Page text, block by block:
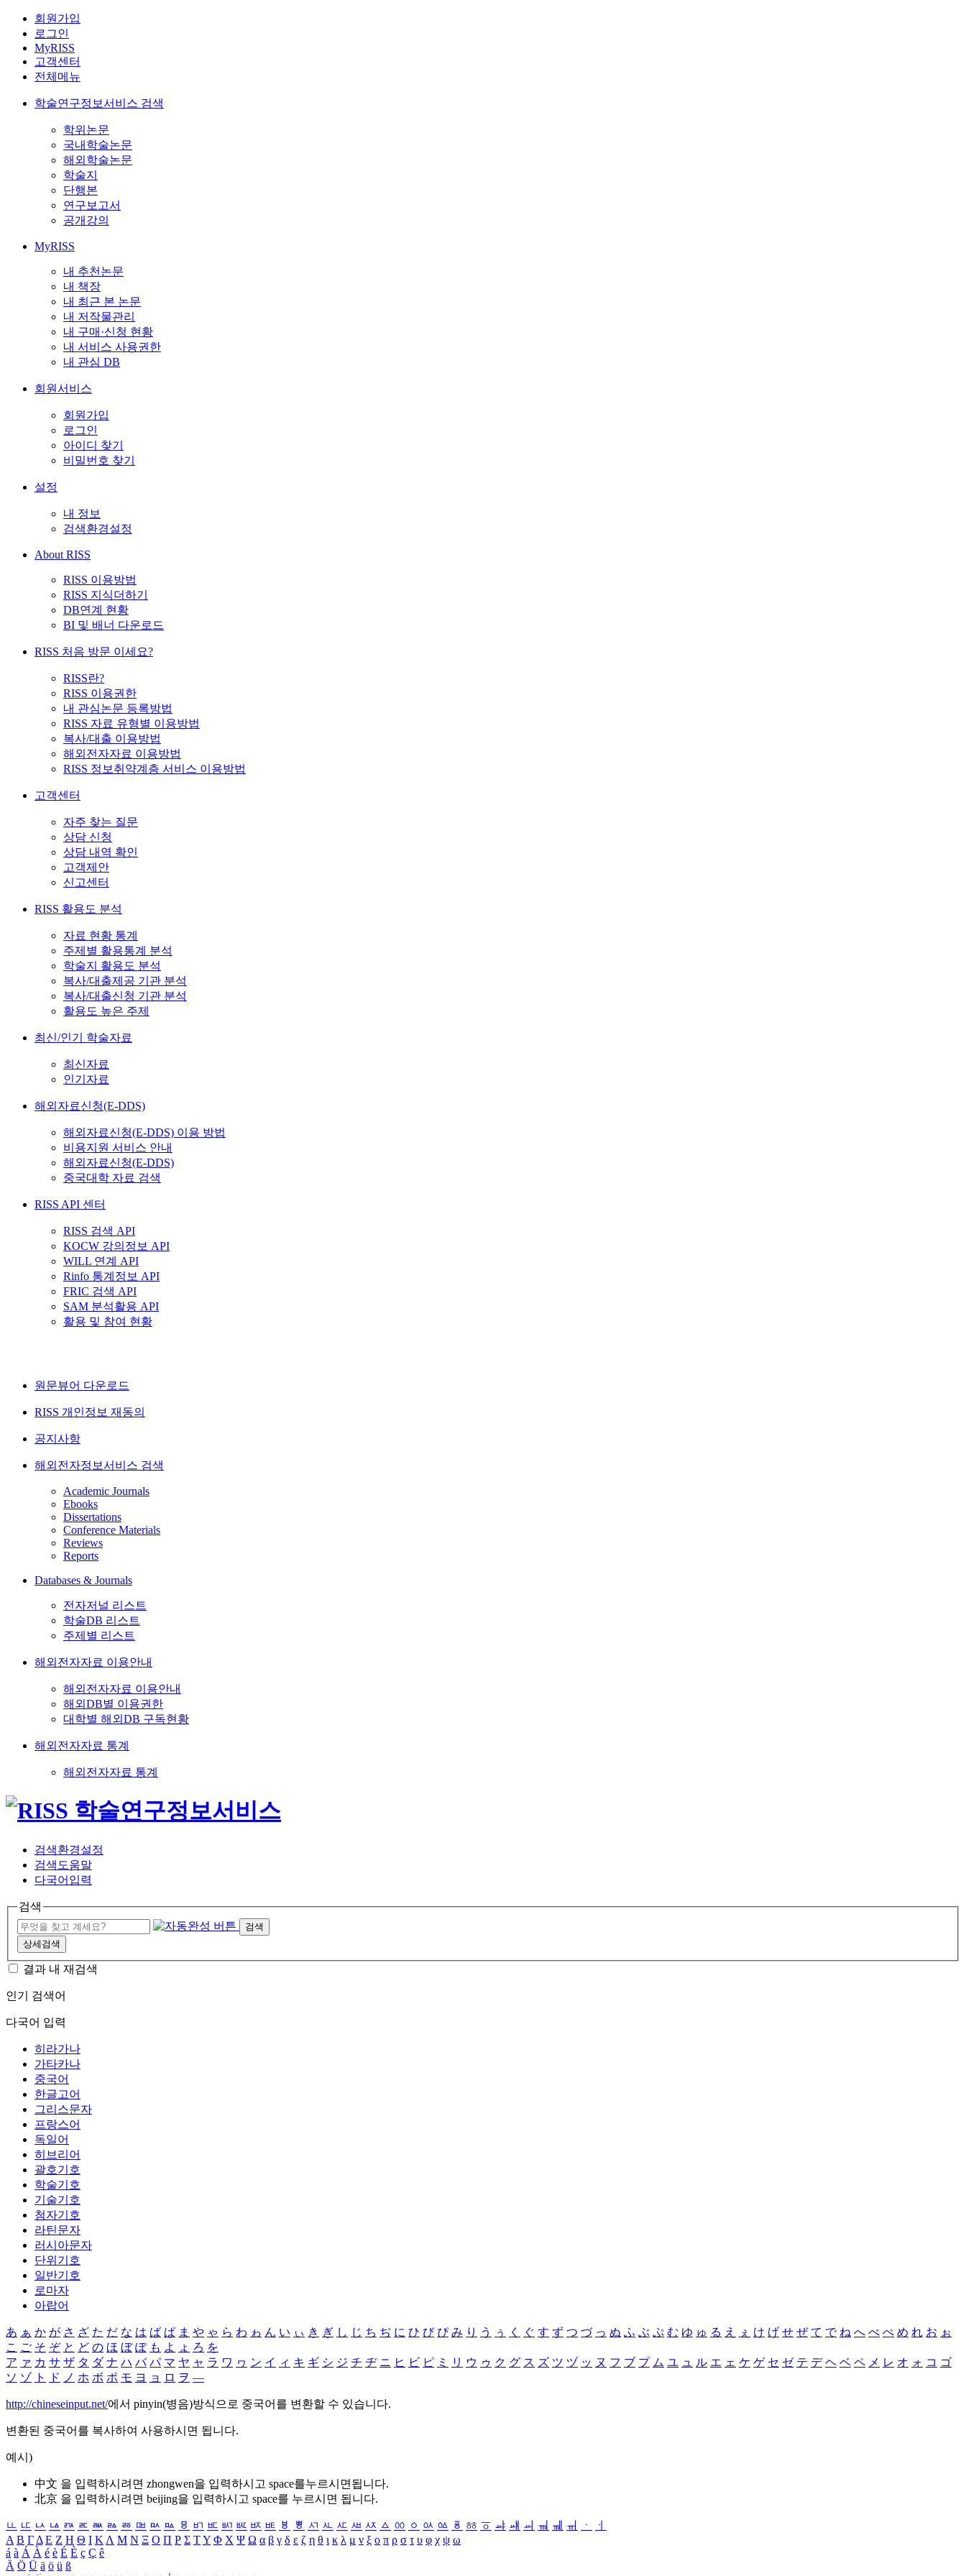
회원가입
로그인
MyRISS
고객센터
전체메뉴
학술연구정보서비스 검색
학위논문
국내학술논문
해외학술논문
학술지
단행본
연구보고서
공개강의
MyRISS
내 추천논문
내 책장
내 최근 본 논문
내 저작물관리
내 구매·신청 현황
내 서비스 사용권한
내 관심 DB
회원서비스
회원가입
로그인
아이디 찾기
비밀번호 찾기
설정
내 정보
검색환경설정
About RISS
RISS 이용방법
RISS 지식더하기
DB연계 현황
BI 및 배너 다운로드
RISS 처음 방문 이세요?
RISS란?
RISS 이용권한
내 관심논문 등록방법
RISS 자료 유형별 이용방법
복사/대출 이용방법
해외전자자료 이용방법
RISS 정보취약계층 서비스 이용방법
고객센터
자주 찾는 질문
상담 신청
상담 내역 확인
고객제안
신고센터
RISS 활용도 분석
자료 현황 통계
주제별 활용통계 분석
학술지 활용도 분석
복사/대출제공 기관 분석
복사/대출신청 기관 분석
활용도 높은 주제
최신/인기 학술자료
최신자료
인기자료
해외자료신청(E-DDS)
해외자료신청(E-DDS) 이용 방법
비용지원 서비스 안내
해외자료신청(E-DDS)
중국대학 자료 검색
RISS API 센터
RISS 검색 API
KOCW 강의정보 API
WILL 연계 API
Rinfo 통계정보 API
FRIC 검색 API
SAM 분석활용 API
활용 및 참여 현황
원문뷰어 다운로드
RISS 개인정보 재동의
공지사항
해외전자정보서비스 검색
Academic Journals
Ebooks
Dissertations
Conference Materials
Reviews
Reports
Databases & Journals
전자저널 리스트
학술DB 리스트
주제별 리스트
해외전자자료 이용안내
해외전자자료 이용안내
해외DB별 이용권한
대학별 해외DB 구독현황
해외전자자료 통계
해외전자자료 통계
검색환경설정
검색도움말
다국어입력
검색
검색
상세검색
결과 내 재검색
인기 검색어
다국어 입력
히라가나
가타카나
중국어
한글고어
그리스문자
프랑스어
독일어
히브리어
괄호기호
학술기호
기술기호
첨자기호
라틴문자
러시아문자
단위기호
일반기호
로마자
아랍어
あ ぁ か が さ ざ た だ な は ば ぱ ま や ゃ ら わ ゎ ん い ぃ き ぎ し じ ち ぢ に ひ び ぴ み り う ぅ く ぐ す ず つ づ っ ぬ ふ ぶ ぷ む ゆ ゅ る え ぇ け げ せ ぜ て で ね へ べ ぺ め れ お ぉ
こ ご そ ぞ と ど の ほ ぼ ぽ も よ ょ ろ を
ア ァ カ サ ザ タ ダ ナ ハ バ パ マ ヤ ャ ラ ワ ヮ ン イ ィ キ ギ シ ジ チ ヂ ニ ヒ ビ ピ ミ リ ウ ゥ ク グ ス ズ ツ ヅ ッ ヌ フ ブ プ ム ユ ュ ル エ ェ ケ ゲ セ ゼ テ デ ヘ ベ ペ メ レ オ ォ コ ゴ
ソ ゾ ト ド ノ ホ ボ ポ モ ヨ ョ ロ ヲ ―
http://chineseinput.net/에서 pinyin(병음)방식으로 중국어를 변환할 수 있습니다.
변환된 중국어를 복사하여 사용하시면 됩니다.
예시)
中文 을 입력하시려면 zhongwen을 입력하시고 space를누르시면됩니다.
北京 을 입력하시려면 beijing을 입력하시고 space를 누르시면 됩니다.
ㅥ ㅦ ㅧ ㅨ ㅩ ㅪ ㅫ ㅬ ㅭ ㅮ ㅯ ㅰ ㅱ ㅲ ㅳ ㅴ ㅵ ㅶ ㅷ ㅸ ㅹ ㅺ ㅻ ㅼ ㅽ ㅾ ㅿ ㆀ ㆁ ㆂ ㆃ ㆄ ㆅ ㆆ ㆇ ㆈ ㆉ ㆊ ㆋ ㆌ ㆍ
ㆎ
Α Β ΓΔ Ε Ζ Η Θ Ι ΚΛ Μ Ν Ξ Ο Π Ρ Σ ΤΥ Φ Χ Ψ Ω α β γ δ ε ζ η θ ι κ λ μ ν ξ ο π ρ σ τ υ φ χ ψ ω
á à Á À é è É È ç Ç ê
Ä Ö Ü ä ö ü ß